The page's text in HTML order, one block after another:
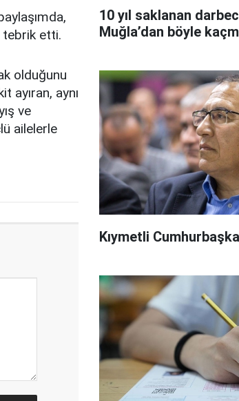
tebrik etti.
olduğunu
ayıran, aynı
ve
ailelerle
10 yıl saklanan
Muğla’dan böyle
Kıymetli